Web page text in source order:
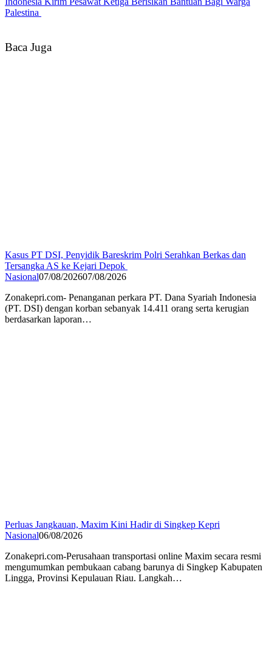
Palestina
Baca Juga
Kasus PT DSI, Penyidik Bareskrim Polri Serahkan Berkas dan
Tersangka AS ke Kejari Depok
Nasional07/08/202607/08/2026
Zonakepri.com- Penanganan perkara PT. Dana Syariah Indonesia
(PT. DSI) dengan korban sebanyak 14.411 orang serta kerugian
berdasarkan laporan…
Perluas Jangkauan, Maxim Kini Hadir di Singkep Kepri
Nasional06/08/2026
Zonakepri.com-Perusahaan transportasi online Maxim secara resmi
mengumumkan pembukaan cabang barunya di Singkep Kabupaten
Lingga, Provinsi Kepulauan Riau. Langkah…